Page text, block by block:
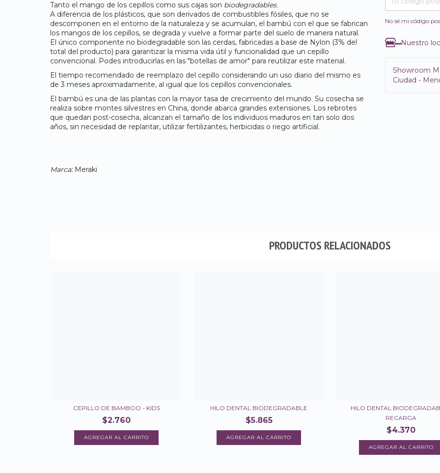
Tanto el mango de los cepillos como sus cajas son biodegradables.
A diferencia de los plásticos, que son derivados de combustibles fósiles, que no se
descomponen en el entorno de la naturaleza y se acumulan, el bambú con el que se fabrican
los mangos de los cepillos, se degrada y vuelve a formar parte del suelo de manera natural.
El único componente no biodegradable son las cerdas, fabricadas a base de Nylon (3% del
total del producto) para garantizar la misma vida útil y funcionalidad que un cepillo
convencional. Podes introducirlas en las "botellas de amor" para reutilizar este material.
El tiempo recomendado de reemplazo del cepillo considerando un uso diario del mismo es
de 3 meses aproximadamente, al igual que los cepillos convencionales.
El bambú es una de las plantas con la mayor tasa de crecimiento del mundo. Su cosecha se
realiza sobre montes silvestres en China, donde abarca grandes extensiones. Los rebrotes
que quedan post-cosecha, alcanzan el tamaño de los individuos maduros en tan solo dos
años, sin necesidad de replantar, utilizar fertilizantes, herbicidas o riego artificial.
Marca: Meraki
Entregas para
No sé mi código
Nuestro
Showroom
Ciudad -
PRODUCTOS RELACIONADOS
CEPILLO DE BAMBOO - KIDS
$2.760
AGREGAR AL CARRITO
HILO DENTAL BIODEGRADABLE
$5.865
HILO DENTAL
RECARGA
$4.370